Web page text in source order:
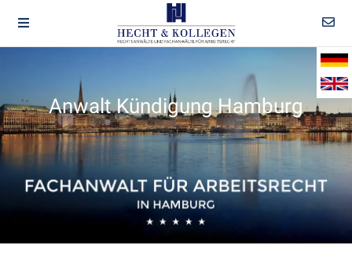
Anwalt Kündigung Hamburg